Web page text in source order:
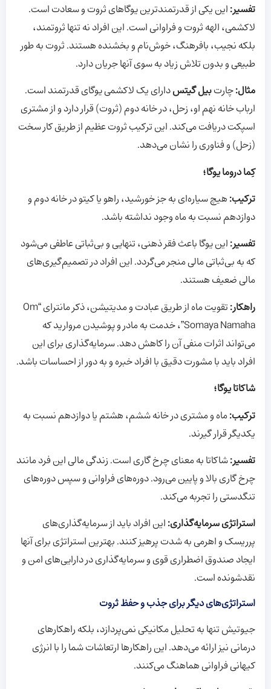
تفسیر:این یکی از قدرتمندترین یوگاهای ثروت و سعادت است.
لاکشمی، الهه ثروت و فراوانی است. این افراد نه تنها ثروتمند،
بلکه نجیب، بافرهنگ، خوش‌نام و بخشنده هستند. ثروت به طور
طبیعی و بدون تلاش زیاد به سوی آنها جریان دارد.
مثال:چارتبیل گیتسدارای یک لاکشمی یوگای قدرتمند است.
ارباب خانه نهم او، زحل، در خانه دوم (ثروت) قرار دارد و از مشتری
اسپکت دریافت می‌کند. این ترکیب ثروت عظیم از طریق کار سخت
(زحل) و فناوری را نشان می‌دهد.
کِما دروما یوگا؛
ترکیب:هیچ سیاره‌ای به جز خورشید، راهو یا کیتو در خانه دوم و
دوازدهم نسبت به ماه وجود نداشته باشد.
تفسیر:این یوگا باعث فقر ذهنی، تنهایی و بی‌ثباتی عاطفی می‌شود
که به بی‌ثباتی مالی منجر می‌گردد. این افراد در تصمیم‌گیری‌های
مالی ضعیف هستند.
راهکار:
تقویت ماه از طریق عبادت و مدیتیشن، ذکر مانترای “Om
Somaya Namaha”، خدمت به مادر و پوشیدن مروارید که
می‌تواند اثرات منفی آن را کاهش دهد. سرمایه‌گذاری برای این
افراد باید با مشورت دقیق با افراد خبره و به دور از احساسات باشد.
شاکاتا یوگا؛
ترکیب:ماه و مشتری در خانه ششم، هشتم یا دوازدهم نسبت به
یکدیگر قرار گیرند.
تفسیر:شاکاتا به معنای چرخ گاری است. زندگی مالی این فرد مانند
چرخ گاری بالا و پایین می‌رود. دوره‌های فراوانی و سپس دوره‌های
تنگدستی را تجربه می‌کند.
استراتژی سرمایه‌گذاری:این افراد باید از سرمایه‌گذاری‌های
پرریسک و اهرمی به شدت پرهیز کنند. بهترین استراتژی برای آنها
ایجاد صندوق اضطراری قوی و سرمایه‌گذاری در دارایی‌های امن و
نقدشونده است.
استراتژی‌های دیگر برای جذب و حفظ ثروت
جیوتیش تنها به تحلیل مکانیکی نمی‌پردازد، بلکه راهکارهای
درمانی نیز ارائه می‌دهد. این راهکارها ارتعاشات شما را با انرژی
کیهانی فراوانی هماهنگ می‌کنند.